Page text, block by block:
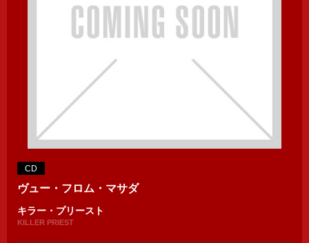
CD
ヴュー・フロム・マサダ
キラー・プリースト
KILLER PRIEST